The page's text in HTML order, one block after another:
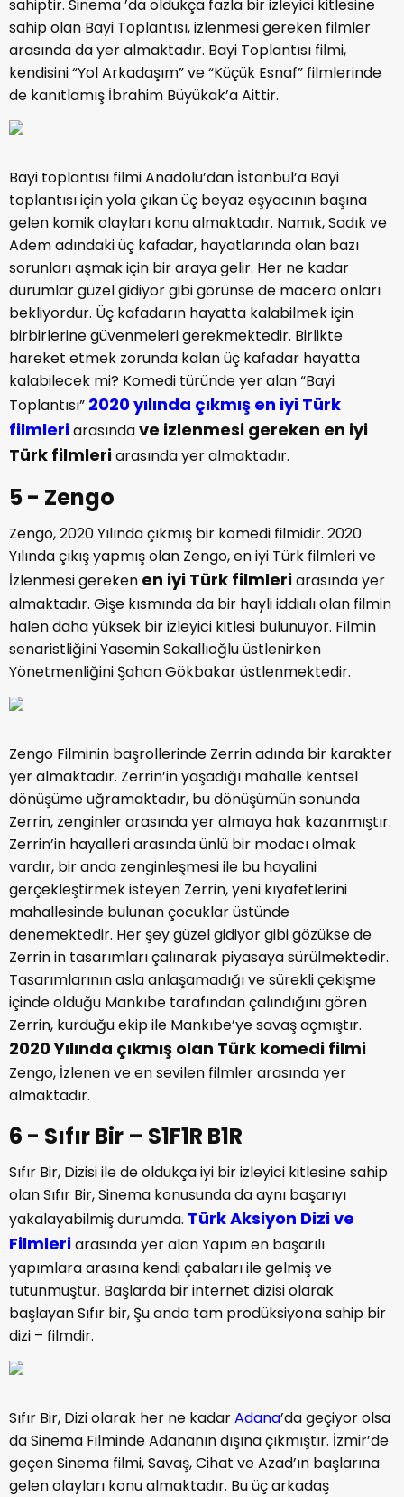
sahiptir. Sinema ’da oldukça fazla bir izleyici kitlesine
sahip olan Bayi Toplantısı, izlenmesi gereken filmler
arasında da yer almaktadır. Bayi Toplantısı filmi,
kendisini “Yol Arkadaşım” ve “Küçük Esnaf” filmlerinde
de kanıtlamış İbrahim Büyükak’a Aittir.
Bayi toplantısı filmi Anadolu’dan İstanbul’a Bayi
toplantısı için yola çıkan üç beyaz eşyacının başına
gelen komik olayları konu almaktadır. Namık, Sadık ve
Adem adındaki üç kafadar, hayatlarında olan bazı
sorunları aşmak için bir araya gelir. Her ne kadar
durumlar güzel gidiyor gibi görünse de macera onları
bekliyordur. Üç kafadarın hayatta kalabilmek için
birbirlerine güvenmeleri gerekmektedir. Birlikte
hareket etmek zorunda kalan üç kafadar hayatta
kalabilecek mi? Komedi türünde yer alan “Bayi
Toplantısı” 2020 yılında çıkmış en iyi Türk
filmleriarasındave izlenmesi gereken en iyi
Türk filmleriarasında yer almaktadır.
5 - Zengo
Zengo, 2020 Yılında çıkmış bir komedi filmidir. 2020
Yılında çıkış yapmış olan Zengo, en iyi Türk filmleri ve
İzlenmesi gereken en iyi Türk filmleriarasında yer
almaktadır. Gişe kısmında da bir hayli iddialı olan filmin
halen daha yüksek bir izleyici kitlesi bulunuyor. Filmin
senaristliğini Yasemin Sakallıoğlu üstlenirken
Yönetmenliğini Şahan Gökbakar üstlenmektedir.
Zengo Filminin başrollerinde Zerrin adında bir karakter
yer almaktadır. Zerrin’in yaşadığı mahalle kentsel
dönüşüme uğramaktadır, bu dönüşümün sonunda
Zerrin, zenginler arasında yer almaya hak kazanmıştır.
Zerrin’in hayalleri arasında ünlü bir modacı olmak
vardır, bir anda zenginleşmesi ile bu hayalini
gerçekleştirmek isteyen Zerrin, yeni kıyafetlerini
mahallesinde bulunan çocuklar üstünde
denemektedir. Her şey güzel gidiyor gibi gözükse de
Zerrin in tasarımları çalınarak piyasaya sürülmektedir.
Tasarımlarının asla anlaşamadığı ve sürekli çekişme
içinde olduğu Mankıbe tarafından çalındığını gören
Zerrin, kurduğu ekip ile Mankıbe’ye savaş açmıştır.
2020 Yılında çıkmış olan Türk komedi filmi
Zengo, İzlenen ve en sevilen filmler arasında yer
almaktadır.
6 - Sıfır Bir – S1F1R B1R
Sıfır Bir, Dizisi ile de oldukça iyi bir izleyici kitlesine sahip
olan Sıfır Bir, Sinema konusunda da aynı başarıyı
yakalayabilmiş durumda. Türk Aksiyon Dizi ve
Filmleriarasında yer alan Yapım en başarılı
yapımlara arasına kendi çabaları ile gelmiş ve
tutunmuştur. Başlarda bir internet dizisi olarak
başlayan Sıfır bir, Şu anda tam prodüksiyona sahip bir
dizi – filmdir.
Sıfır Bir, Dizi olarak her ne kadarAdana’da geçiyor olsa
da Sinema Filminde Adananın dışına çıkmıştır. İzmir’de
geçen Sinema filmi, Savaş, Cihat ve Azad’ın başlarına
gelen olayları konu almaktadır. Bu üç arkadaş